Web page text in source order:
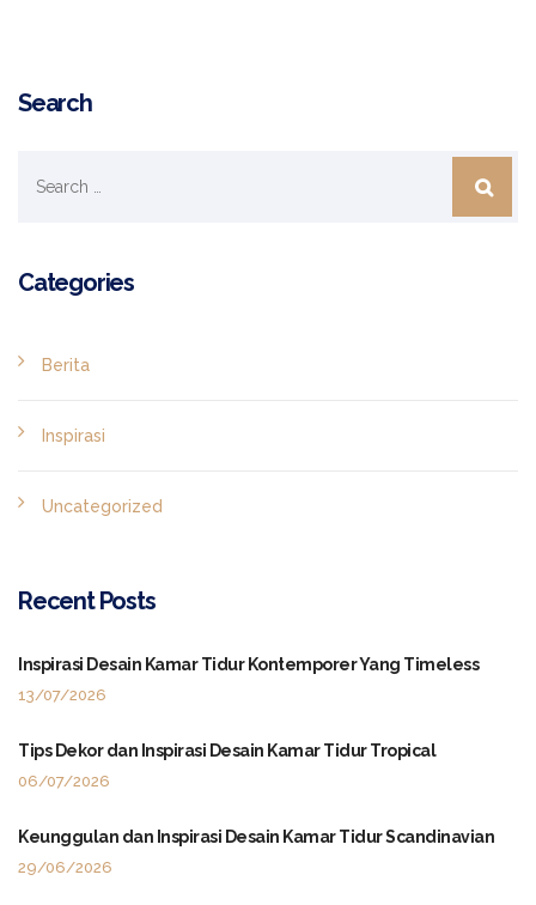
Search
Categories
Berita
Inspirasi
Uncategorized
Recent Posts
Inspirasi Desain Kamar Tidur Kontemporer Yang Timeless
13/07/2026
Tips Dekor dan Inspirasi Desain Kamar Tidur Tropical
06/07/2026
Keunggulan dan Inspirasi Desain Kamar Tidur Scandinavian
29/06/2026